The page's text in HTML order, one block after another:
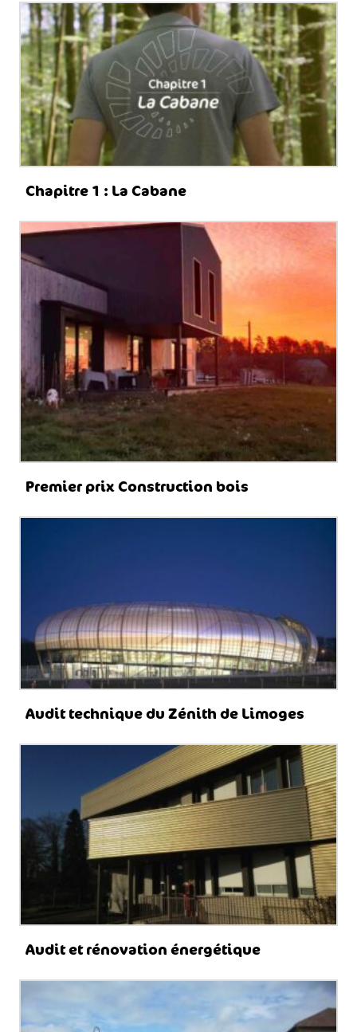
Chapitre 1 : La Cabane
Premier prix Construction bois
Audit technique du Zénith de Limoges
Audit et rénovation énergétique